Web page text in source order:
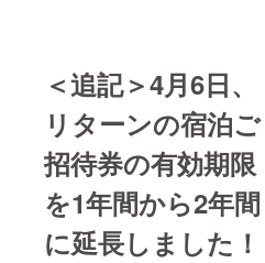
＜追記＞4月6日、
リターンの宿泊ご
招待券の有効期限
を1年間から2年間
に延長しました！